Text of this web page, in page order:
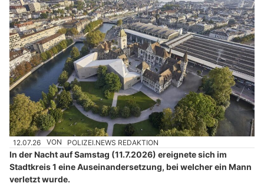
12.07.26 VON POLIZEI.NEWS REDAKTION
In der Nacht auf Samstag (11.7.2026) ereignete sich im
Stadtkreis 1 eine Auseinandersetzung, bei welcher ein Mann
verletzt wurde.